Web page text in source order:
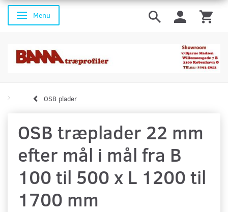
Skifte navigation
Menu
OSB plader
OSB træplader 22 mm
efter mål i mål fra B
100 til 500 x L 1200 til
1700 mm